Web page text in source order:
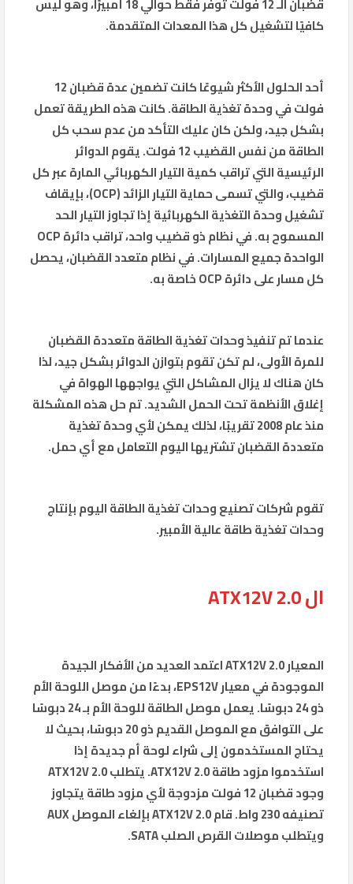
كافيًا لتشغيل كل هذا المعدات المتقدمة.
أحد الحلول الأكثر شيوعًا كانت تضمين عدة قضبان 12
فولت في وحدة تغذية الطاقة. كانت هذه الطريقة تعمل
بشكل جيد، ولكن كان عليك التأكد من عدم سحب كل
الطاقة من نفس القضيب 12 فولت. يقوم الدوائر
الرئيسية التي تراقب كمية التيار الكهربائي المارة عبر كل
قضيب، والتي تسمى حماية التيار الزائد (OCP)، بإيقاف
تشغيل وحدة التغذية الكهربائية إذا تجاوز التيار الحد
المسموح به. في نظام ذو قضيب واحد، تراقب دائرة OCP
الواحدة جميع المسارات. في نظام متعدد القضبان، يحصل
كل مسار على دائرة OCP خاصة به.
عندما تم تنفيذ وحدات تغذية الطاقة متعددة القضبان
للمرة الأولى، لم تكن تقوم بتوازن الدوائر بشكل جيد، لذا
كان هناك لا يزال المشاكل التي يواجهها الهواة في
إغلاق الأنظمة تحت الحمل الشديد. تم حل هذه المشكلة
منذ عام 2008 تقريبًا، لذلك يمكن لأي وحدة تغذية
متعددة القضبان تشتريها اليوم التعامل مع أي حمل.
تقوم شركات تصنيع وحدات تغذية الطاقة اليوم بإنتاج
وحدات تغذية طاقة عالية الأمبير.
ال ATX12V 2.0
المعيار ATX12V 2.0 اعتمد العديد من الأفكار الجيدة
الموجودة في معيار EPS12V، بدءًا من موصل اللوحة الأم
ذو 24 دبوسًا. يعمل موصل الطاقة للوحة الأم بـ 24 دبوسًا
على التوافق مع الموصل القديم ذو 20 دبوسًا، بحيث لا
يحتاج المستخدمون إلى شراء لوحة أم جديدة إذا
استخدموا مزود طاقة ATX12V 2.0. يتطلب ATX12V 2.0
وجود قضبان 12 فولت مزدوجة لأي مزود طاقة يتجاوز
تصنيفه 230 واط. قام ATX12V 2.0 بإلغاء الموصل AUX
ويتطلب موصلات القرص الصلب SATA.